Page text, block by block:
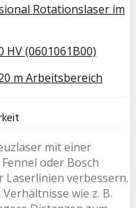
Rotationslaser im
HV (0601061B00)
m Arbeitsbereich
mit einer
oder Bosch
Laserlinien verbessern.
wie z. B.